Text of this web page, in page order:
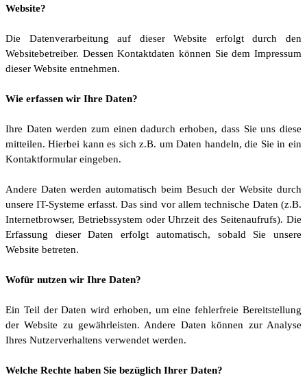
Website?
Die Datenverarbeitung auf dieser Website erfolgt durch den
Websitebetreiber. Dessen Kontaktdaten können Sie dem Impressum
dieser Website entnehmen.
Wie erfassen wir Ihre Daten?
Ihre Daten werden zum einen dadurch erhoben, dass Sie uns diese
mitteilen. Hierbei kann es sich z.B. um Daten handeln, die Sie in ein
Kontaktformular eingeben.
Andere Daten werden automatisch beim Besuch der Website durch
unsere IT-Systeme erfasst. Das sind vor allem technische Daten (z.B.
Internetbrowser, Betriebssystem oder Uhrzeit des Seitenaufrufs). Die
Erfassung dieser Daten erfolgt automatisch, sobald Sie unsere
Website betreten.
Wofür nutzen wir Ihre Daten?
Ein Teil der Daten wird erhoben, um eine fehlerfreie Bereitstellung
der Website zu gewährleisten. Andere Daten können zur Analyse
Ihres Nutzerverhaltens verwendet werden.
Welche Rechte haben Sie bezüglich Ihrer Daten?